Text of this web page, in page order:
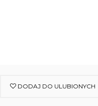
DODAJ DO ULUBIONYCH